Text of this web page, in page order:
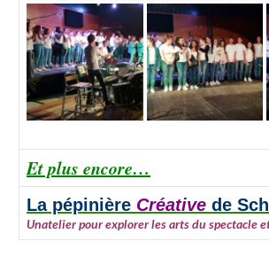
Et plus encore…
La pépinière Créative de
Unatelier pour explorer les arts du spectacle